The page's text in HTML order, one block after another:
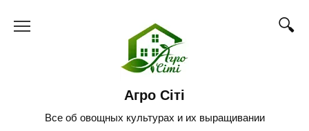
Агро Сіті
Все об овощных культурах и их выращивании